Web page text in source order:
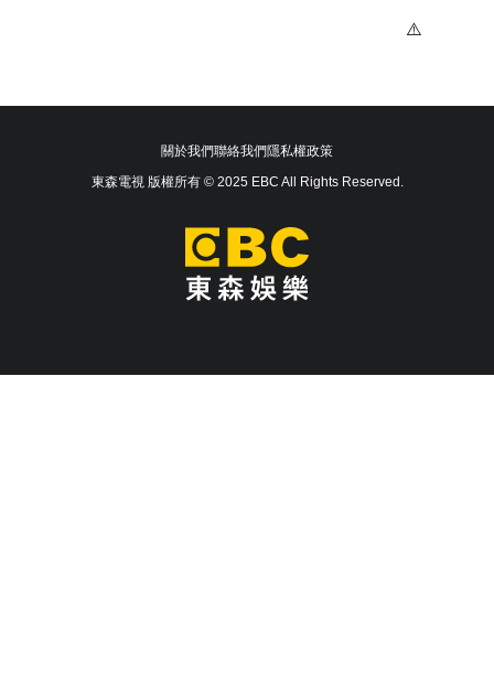
關於我們聯絡我們隱私權政策
東森電視 版權所有 © 2025 EBC All Rights Reserved.